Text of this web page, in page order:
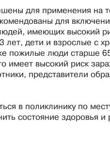
для применения на
для
имеющих высокий
дети и взрослые с
пожилые люди старше
имеет высокий риск
представители
в поликлинику по
состояние здоровья